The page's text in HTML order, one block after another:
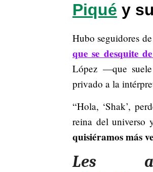
Piqué y
Hubo seguidores
que se desquite
López —que
privado a la
“Hola, ‘Shak’,
reina del universo
quisiéramos más
Les